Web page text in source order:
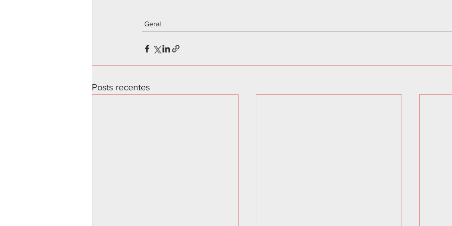
Geral
Posts recentes